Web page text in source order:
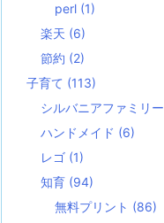
perl (1)
楽天 (6)
節約 (2)
子育て (113)
シルバニアファミリー
ハンドメイド (6)
レゴ (1)
知育 (94)
無料プリント (86)